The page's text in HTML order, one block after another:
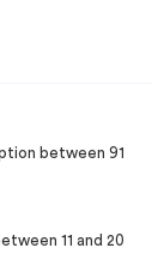
between 91
11 and 20